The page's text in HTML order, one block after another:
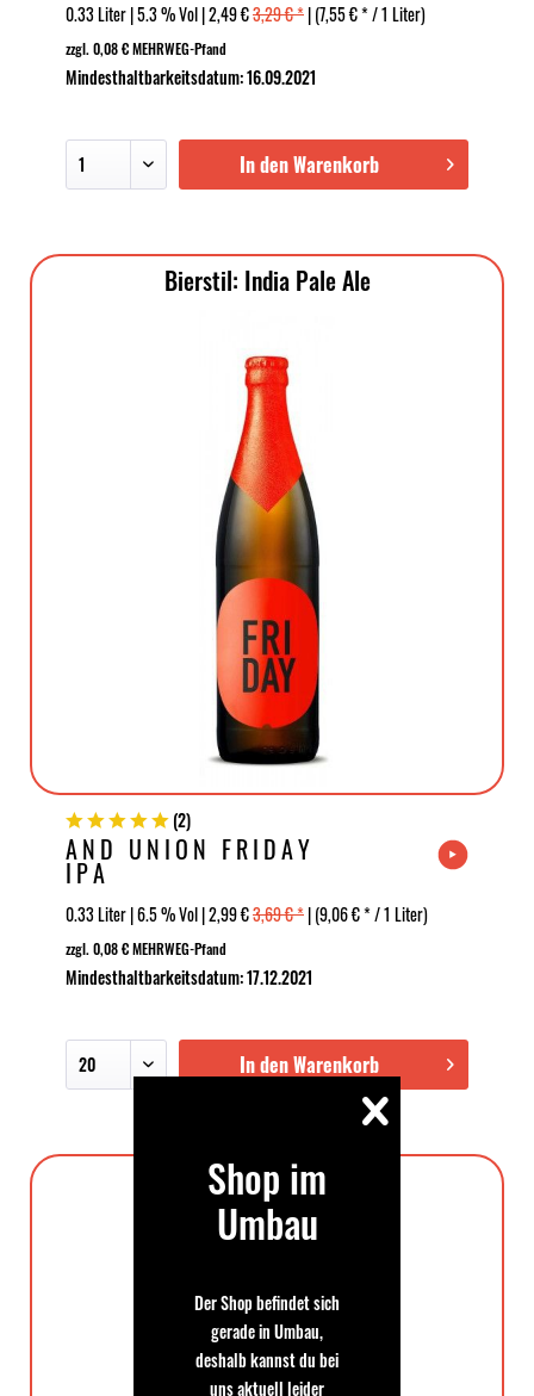
0.33 Liter | 5.3 % Vol | 2,49 €3,29 € *| (7,55 € * / 1 Liter)
zzgl. 0,08 € MEHRWEG-Pfand
Mindesthaltbarkeitsdatum: 16.09.2021
In den Warenkorb
Bierstil: India Pale Ale
(2)
AND UNION FRIDAY
IPA
0.33 Liter | 6.5 % Vol | 2,99 €3,69 € *| (9,06 € * / 1 Liter)
zzgl. 0,08 € MEHRWEG-Pfand
Mindesthaltbarkeitsdatum: 17.12.2021
In den Warenkorb
Bierstil: American Pale Ale
Shop im
Umbau
Der Shop befindet sich
gerade in Umbau,
deshalb kannst du bei
uns aktuell leider